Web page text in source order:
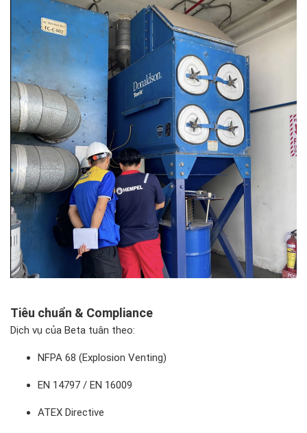
Tiêu chuẩn & Compliance
Dịch vụ của Beta tuân theo:
NFPA 68 (Explosion Venting)
EN 14797 / EN 16009
ATEX Directive